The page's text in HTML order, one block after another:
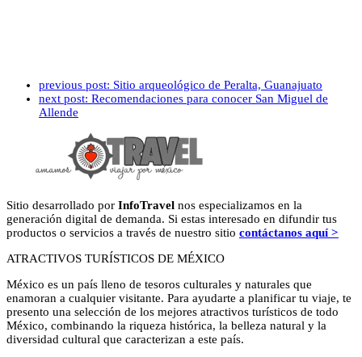
previous post: Sitio arqueológico de Peralta, Guanajuato
next post: Recomendaciones para conocer San Miguel de
Allende
Sitio desarrollado por InfoTravel nos especializamos en la
generación digital de demanda. Si estas interesado en difundir tus
productos o servicios a través de nuestro sitio contáctanos aquí >
ATRACTIVOS TURÍSTICOS DE MÉXICO
México es un país lleno de tesoros culturales y naturales que
enamoran a cualquier visitante. Para ayudarte a planificar tu viaje, te
presento una selección de los mejores atractivos turísticos de todo
México, combinando la riqueza histórica, la belleza natural y la
diversidad cultural que caracterizan a este país.